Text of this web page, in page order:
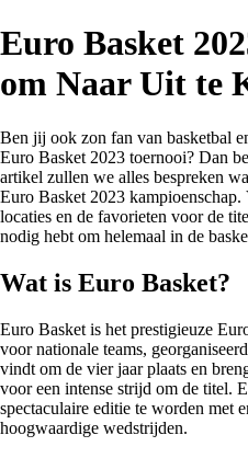
Euro Basket
om Naar Uit te
Ben jij ook zon fan van basketbal
Euro Basket 2023 toernooi? Dan
artikel zullen we alles bespreken
Euro Basket 2023 kampioenschap.
locaties en de favorieten voor de
nodig hebt om helemaal in de
Wat is Euro Basket?
Euro Basket is het prestigieuze
voor nationale teams,
vindt om de vier jaar plaats en
voor een intense strijd om de titel.
spectaculaire editie te worden met
hoogwaardige wedstrijden.